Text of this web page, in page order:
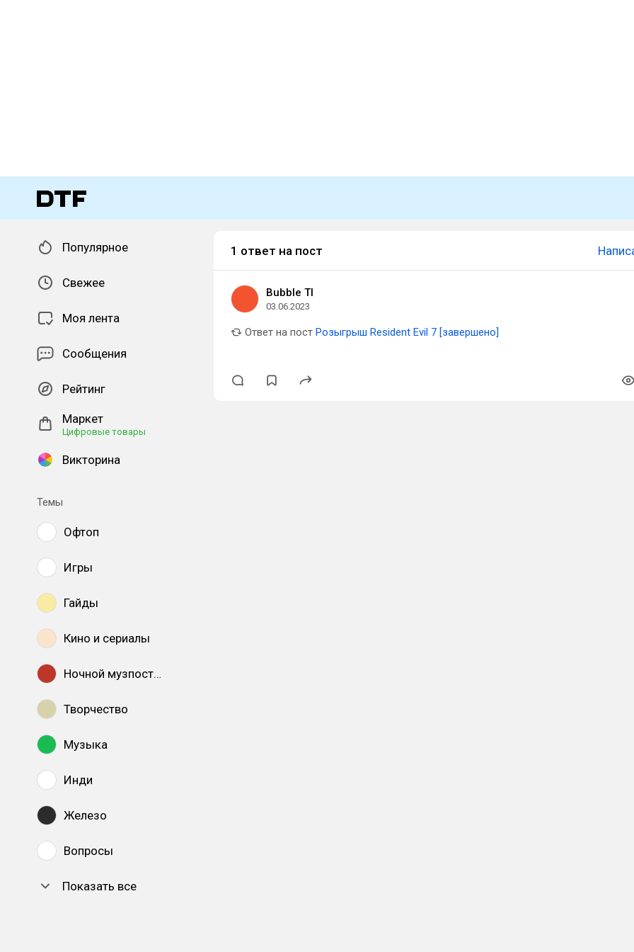
Популярное
Свежее
Моя лента
Сообщения
Рейтинг
Маркет
Цифровые товары
Викторина
Темы
Офтоп
Игры
Гайды
Кино и сериалы
Ночной музпостинг
Творчество
Музыка
Инди
Железо
Вопросы
Показать все
1 ответ на пост
Bubble TI
03.06.2023
Ответ на пост Розыгрыш Resident Evil 7 [завершено]